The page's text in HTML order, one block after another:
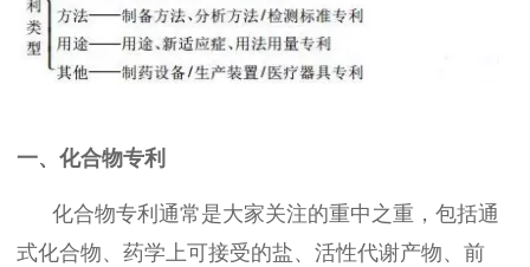
一、化合物专利
化合物专利通常是大家关注的重中之重，包括通
式化合物、药学上可接受的盐、活性代谢产物、前